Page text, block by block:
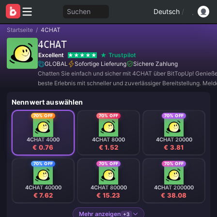
Suchen Deutsch /
Startseite / 4CHAT
4CHAT
Excellent
Trustpilot
GLOBAL
Sofortige Lieferung
Sichere Zahlung
Chatten Sie einfach und sicher mit 4CHAT über BitTopUp!
beste Erlebnis mit schneller und zuverlässiger Bereitstellung.
Nennwert auswählen
70% OFF
4CHAT 4000
€ 0.76
70% OFF
4CHAT 8000
€ 1.52
70% OFF
4CHAT 20000
€ 3.81
70% OFF
4CHAT 40000
€ 7.62
70% OFF
4CHAT 80000
€ 15.23
70% OFF
4CHAT 200000
€ 38.08
Mehr anzeigen +3